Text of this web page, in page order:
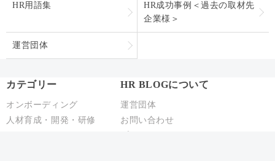
HR用語集
HR成功事例＜過去の取材先
企業様＞
運営団体
カテゴリー
オンボーディング
人材育成・開発・研修
HR BLOGについて
運営団体
お問い合わせ